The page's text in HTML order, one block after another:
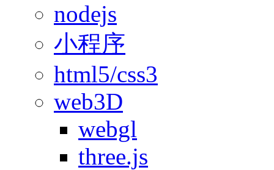
nodejs
小程序
html5/css3
web3D
webgl
three.js